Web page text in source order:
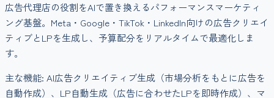
広告代理店の役割をAIで置き換えるパフォーマンスマーケティ
ング基盤。Meta・Google・TikTok・LinkedIn向けの広告クリエイ
ティブとLPを生成し、予算配分をリアルタイムで最適化しま
す。
主な機能: AI広告クリエイティブ生成（市場分析をもとに広告を
自動作成）、LP自動生成（広告に合わせたLPを即時作成）、マ